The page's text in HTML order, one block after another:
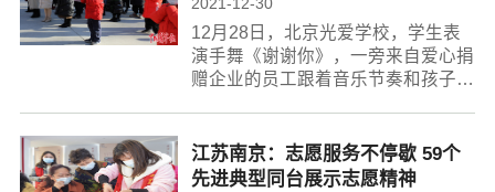
2021-12-30
12月28日，北京光爱学校，学生表
演手舞《谢谢你》，一旁来自爱心捐
赠企业的员工跟着音乐节奏和孩子一
举行第一笔捐款仪式。中青报·中青
网记者陈剑...
江苏南京：志愿服务不停歇 59个
先进典型同台展示志愿精神